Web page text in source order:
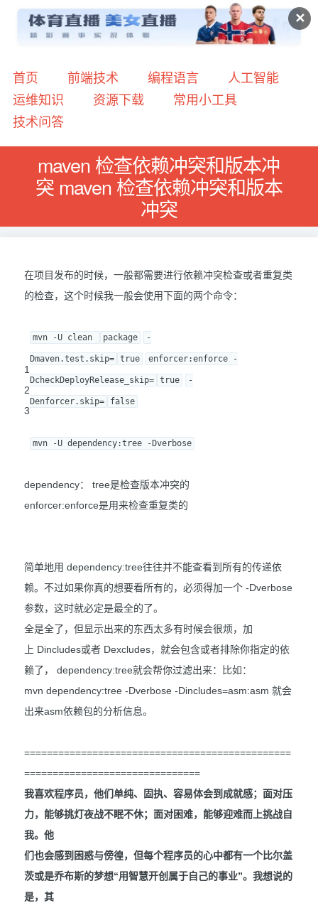
✕
首页 前端技术 编程语言
人工智能
运维知识
资源下载
常用小工具
技术问答
maven 检查依赖冲突和版本冲
突 maven 检查依赖冲突和版本
冲突
在项目发布的时候，一般都需要进行依赖冲突检查或者重复类
的检查，这个时候我一般会使用下面的两个命令：
1
2
3
mvn -U clean package -
Dmaven.test.skip= true enforcer:enforce -
DcheckDeployRelease_skip= true -
Denforcer.skip= false
mvn -U dependency:tree -Dverbose
dependency： tree是检查版本冲突的
enforcer:enforce是用来检查重复类的
简单地用 dependency:tree往往并不能查看到所有的传递依
赖。不过如果你真的想要看所有的，必须得加一个 -Dverbose
参数，这时就必定是最全的了。
全是全了，但显示出来的东西太多有时候会很烦，加
上 Dincludes或者 Dexcludes，就会包含或者排除你指定的依
赖了， dependency:tree就会帮你过滤出来：比如：
mvn dependency:tree -Dverbose -Dincludes=asm:asm 就会
出来asm依赖包的分析信息。
===============================================
===============================
我喜欢程序员，他们单纯、固执、容易体会到成就感；面对压
力，能够挑灯夜战不眠不休；面对困难，能够迎难而上挑战自
我。他
们也会感到困惑与傍徨，但每个程序员的心中都有一个比尔盖
茨或是乔布斯的梦想“用智慧开创属于自己的事业”。我想说的
是，其